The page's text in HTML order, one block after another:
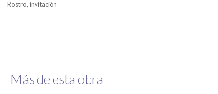
Rostro, invitación
Más de esta obra